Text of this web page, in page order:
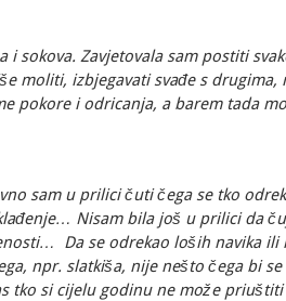
i sokova. Zavjetovala sam postiti
moliti, izbjegavati svađe s
pokore i odricanja, a barem tada
sam u prilici čuti čega se tko
Nisam bila još u prilici da
Da se odrekao loših navika
npr. slatkiša, nije nešto čega bi
tko si cijelu godinu ne može